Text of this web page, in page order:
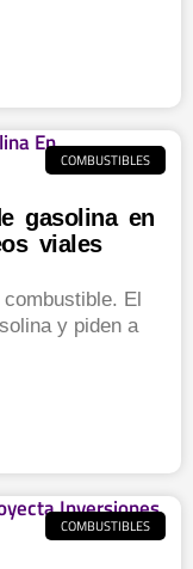
COMBUSTIBLES
gasolina en
viales
El
y piden a
COMBUSTIBLES